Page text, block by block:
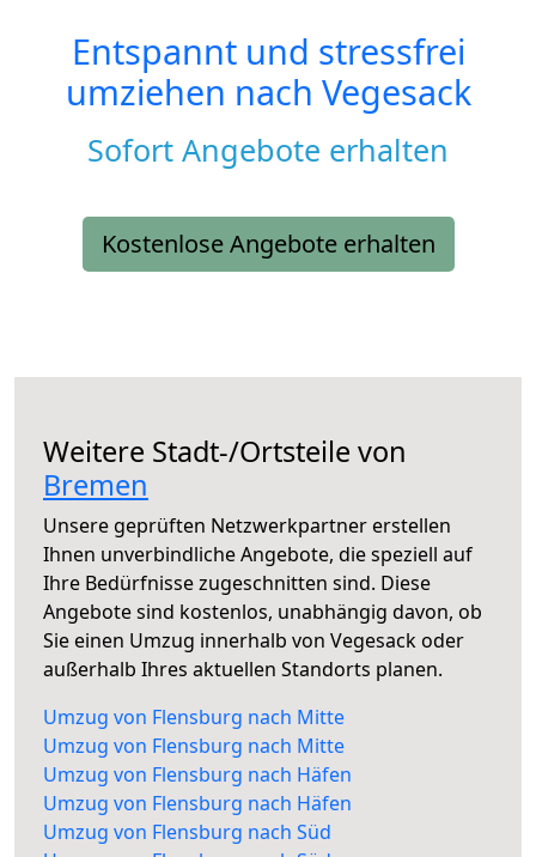
Entspannt und stressfrei
umziehen nach Vegesack
Sofort Angebote erhalten
Kostenlose Angebote erhalten
Weitere Stadt-/Ortsteile von
Bremen
Unsere geprüften Netzwerkpartner erstellen
Ihnen unverbindliche Angebote, die speziell auf
Ihre Bedürfnisse zugeschnitten sind. Diese
Angebote sind kostenlos, unabhängig davon, ob
Sie einen Umzug innerhalb von Vegesack oder
außerhalb Ihres aktuellen Standorts planen.
Umzug von Flensburg nach Mitte
Umzug von Flensburg nach Mitte
Umzug von Flensburg nach Häfen
Umzug von Flensburg nach Häfen
Umzug von Flensburg nach Süd